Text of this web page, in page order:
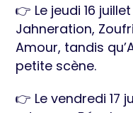
👉 Le jeudi 16
Jahneration,
Amour, tandis
petite scène.
👉 Le vendredi 17